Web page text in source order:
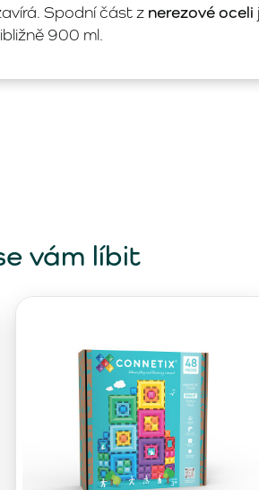
Spodní část z nerezové oceli
900 ml.
vám líbit